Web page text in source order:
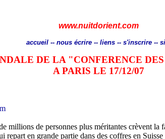
www.nuitdorient.com
accueil -- nous écrire-- liens-- s'inscrire --
DE LA "CONFERENCE
A PARIS LE 17/12/07
millions de personnes plus méritantes crèvent la
en grande partie dans des coffres en